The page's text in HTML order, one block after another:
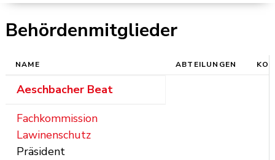
Hauptnavigation
Behördenmitglieder
Liste aller Mitarbeitenden
NAME ABTEILUNGEN
Aeschbacher Beat
Fachkommission
Lawinenschutz
Präsident